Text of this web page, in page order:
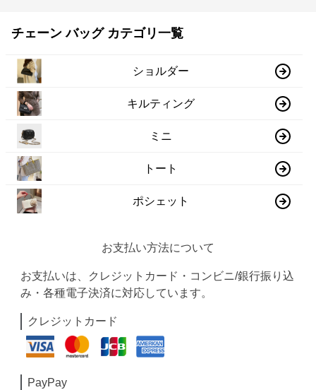
チェーン バッグ カテゴリ一覧
ショルダー
キルティング
ミニ
トート
ポシェット
お支払い方法について
お支払いは、クレジットカード・コンビニ/銀行振り込
み・各種電子決済に対応しています。
クレジットカード
PayPay